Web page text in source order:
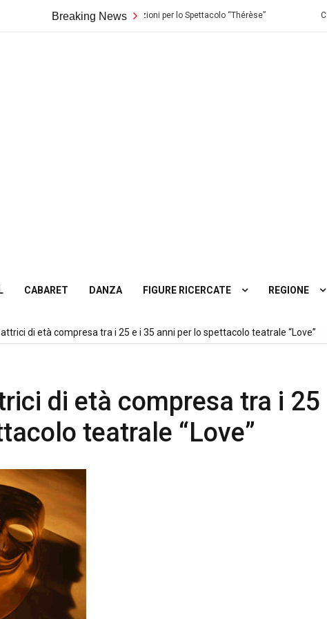
Breaking News
Biondo di Palermo: Audizioni per lo Spettacolo “Thérèse” Casting in
CABARET DANZA FIGURE RICERCATE REGIONE
di età compresa tra i 25 e i 35 anni per lo spettacolo teatrale “Love”
di età compresa tra i 25
teatrale “Love”